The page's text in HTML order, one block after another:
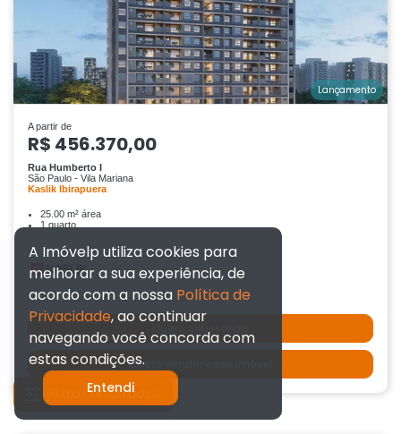
Lançamento
A partir de
R$ 456.370,00
Rua Humberto I
São Paulo - Vila Mariana
Kaslik Ibirapuera
25.00 m² área
1 quarto
Quero vender esse imóvel
Filtrar resultados
A Imóvelp utiliza cookies para
melhorar a sua experiência, de
acordo com a nossa Política de
Privacidade, ao continuar
navegando você concorda com
estas condições.
Entendi